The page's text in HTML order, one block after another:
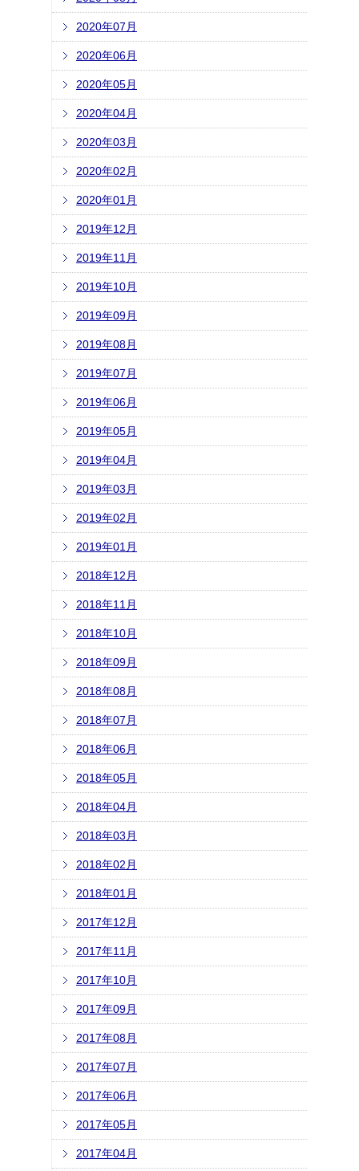
2020年07月
2020年06月
2020年05月
2020年04月
2020年03月
2020年02月
2020年01月
2019年12月
2019年11月
2019年10月
2019年09月
2019年08月
2019年07月
2019年06月
2019年05月
2019年04月
2019年03月
2019年02月
2019年01月
2018年12月
2018年11月
2018年10月
2018年09月
2018年08月
2018年07月
2018年06月
2018年05月
2018年04月
2018年03月
2018年02月
2018年01月
2017年12月
2017年11月
2017年10月
2017年09月
2017年08月
2017年07月
2017年06月
2017年05月
2017年04月